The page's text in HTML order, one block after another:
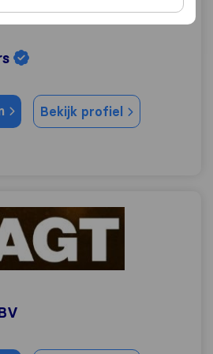
Bekijk profiel